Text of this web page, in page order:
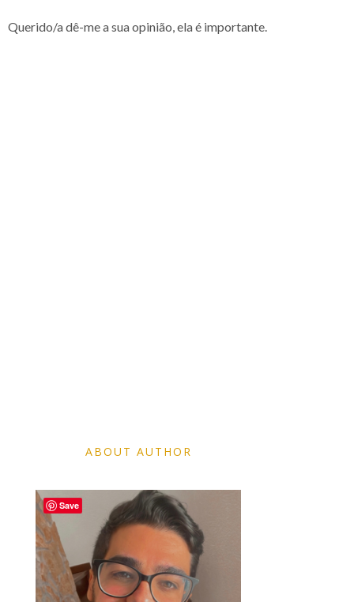
Querido/a dê-me a sua opinião, ela é importante.
ABOUT AUTHOR
Save